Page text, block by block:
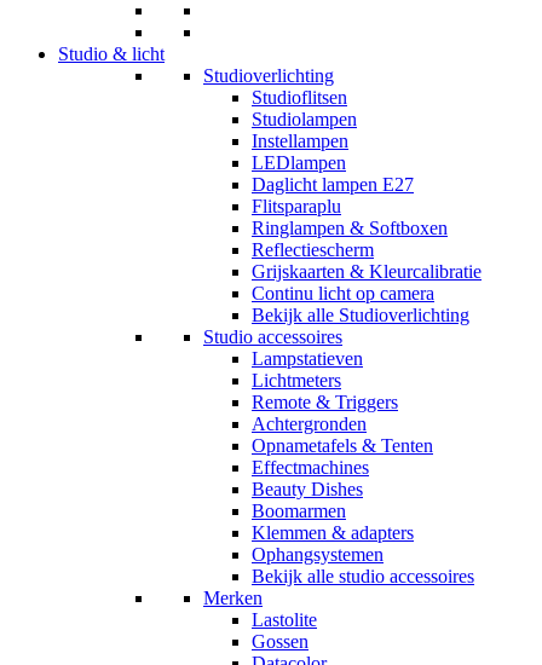
Studio & licht
Studioverlichting
Studioflitsen
Studiolampen
Instellampen
LEDlampen
Daglicht lampen E27
Flitsparaplu
Ringlampen & Softboxen
Reflectiescherm
Grijskaarten & Kleurcalibratie
Continu licht op camera
Bekijk alle Studioverlichting
Studio accessoires
Lampstatieven
Lichtmeters
Remote & Triggers
Achtergronden
Opnametafels & Tenten
Effectmachines
Beauty Dishes
Boomarmen
Klemmen & adapters
Ophangsystemen
Bekijk alle studio accessoires
Merken
Lastolite
Gossen